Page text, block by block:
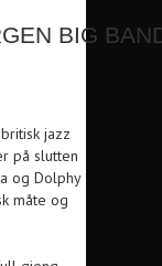
BIG
jazz
på slutten
og Dolphy
måte og